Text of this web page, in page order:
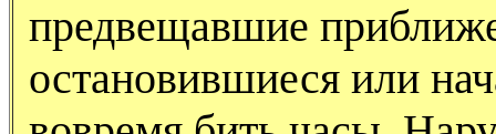
предвещавшие
остановившиеся или